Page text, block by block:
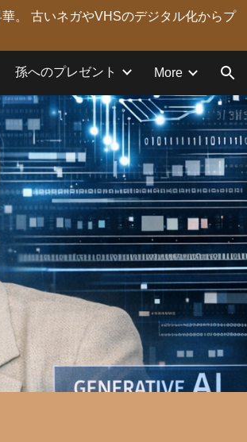
。 古いネガやVHSのデジタル化からプ
孫へのプレゼント More